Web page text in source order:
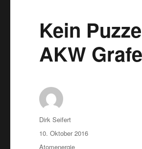
Kein
AKW
Autor
Dirk Seifert
Veröffentlicht
am
10. Oktober 2016
Kategorien
Atomenergie